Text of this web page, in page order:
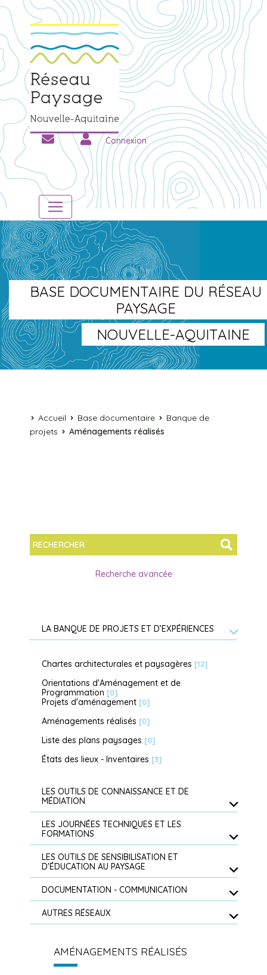
Connexion
BASE DOCUMENTAIRE DU RÉSEAU
PAYSAGE
NOUVELLE-AQUITAINE
Accueil Base documentaire
Banque de
projets
Aménagements réalisés
Recherche avancée
LA BANQUE DE PROJETS ET D’EXPÉRIENCES
Chartes architecturales et paysagères [12]
Orientations d'Aménagement et de
Programmation [0]
Projets d'aménagement [0]
Aménagements réalisés [0]
Liste des plans paysages [0]
États des lieux - Inventaires [3]
LES OUTILS DE CONNAISSANCE ET DE
MÉDIATION
LES JOURNÉES TECHNIQUES ET LES
FORMATIONS
LES OUTILS DE SENSIBILISATION ET
D'ÉDUCATION AU PAYSAGE
DOCUMENTATION - COMMUNICATION
AUTRES RÉSEAUX
AMÉNAGEMENTS RÉALISÉS